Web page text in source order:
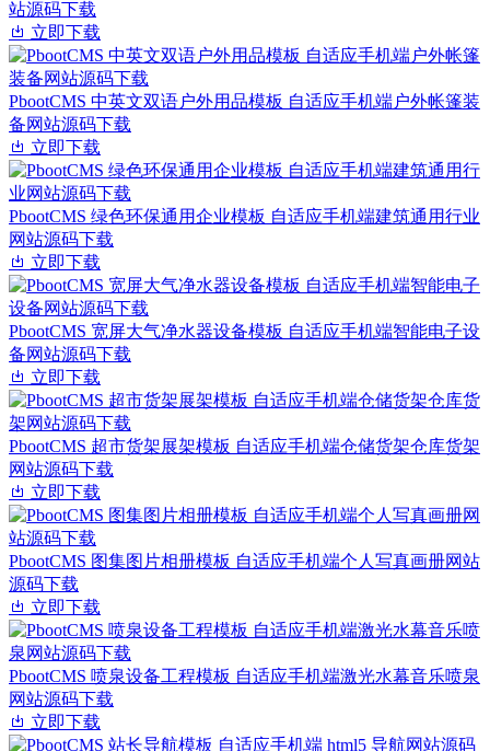
站源码下载
立即下载
PbootCMS 中英文双语户外用品模板 自适应手机端户外帐篷装
备网站源码下载
立即下载
PbootCMS 绿色环保通用企业模板 自适应手机端建筑通用行业
网站源码下载
立即下载
PbootCMS 宽屏大气净水器设备模板 自适应手机端智能电子设
备网站源码下载
立即下载
PbootCMS 超市货架展架模板 自适应手机端仓储货架仓库货架
网站源码下载
立即下载
PbootCMS 图集图片相册模板 自适应手机端个人写真画册网站
源码下载
立即下载
PbootCMS 喷泉设备工程模板 自适应手机端激光水幕音乐喷泉
网站源码下载
立即下载